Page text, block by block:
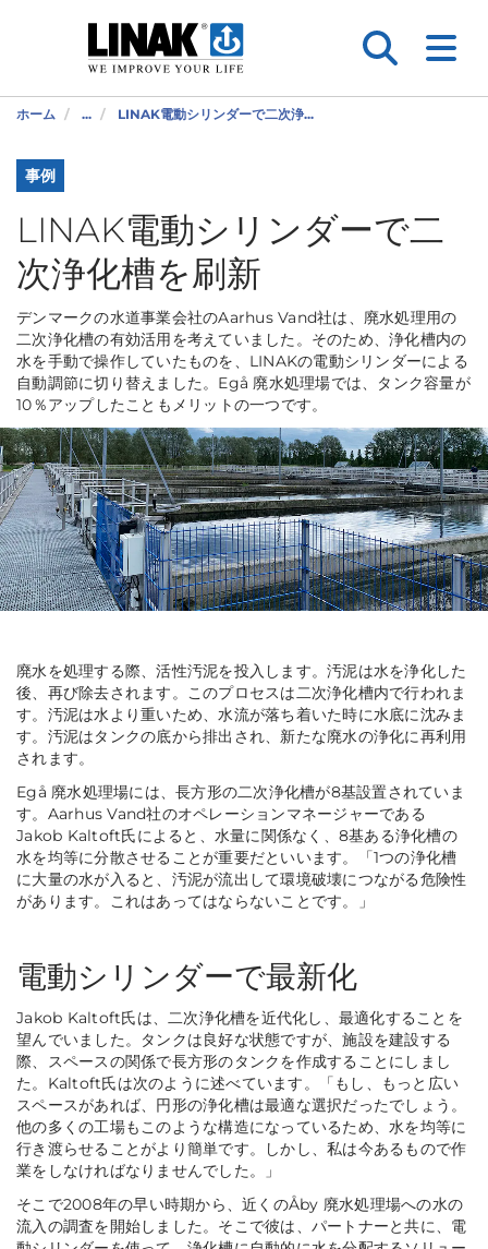
ホーム ... LINAK電動シリンダーで二次浄...
事例
LINAK電動シリンダーで二
次浄化槽を刷新
デンマークの水道事業会社のAarhus Vand社は、廃水処理用の
二次浄化槽の有効活用を考えていました。そのため、浄化槽内の
水を手動で操作していたものを、LINAKの電動シリンダーによる
自動調節に切り替えました。Egå 廃水処理場では、タンク容量が
10％アップしたこともメリットの一つです。
廃水を処理する際、活性汚泥を投入します。汚泥は水を浄化した
後、再び除去されます。このプロセスは二次浄化槽内で行われま
す。汚泥は水より重いため、水流が落ち着いた時に水底に沈みま
す。汚泥はタンクの底から排出され、新たな廃水の浄化に再利用
されます。
Egå 廃水処理場には、長方形の二次浄化槽が8基設置されていま
す。Aarhus Vand社のオペレーションマネージャーである
Jakob Kaltoft氏によると、水量に関係なく、8基ある浄化槽の
水を均等に分散させることが重要だといいます。
「1つの浄化槽
に大量の水が入ると、汚泥が流出して環境破壊につながる危険性
があります。これはあってはならないことです。」
電動シリンダーで最新化
Jakob Kaltoft氏は、二次浄化槽を近代化し、最適化することを
望んでいました。タンクは良好な状態ですが、施設を建設する
際、スペースの関係で長方形のタンクを作成することにしまし
た。Kaltoft氏は次のように述べています。
「もし、もっと広い
スペースがあれば、円形の浄化槽は最適な選択だったでしょう。
他の多くの工場もこのような構造になっているため、水を均等に
行き渡らせることがより簡単です。しかし、私は今あるもので作
業をしなければなりませんでした。」
そこで2008年の早い時期から、近くのÅby 廃水処理場への水の
流入の調査を開始しました。そこで彼は、パートナーと共に、電